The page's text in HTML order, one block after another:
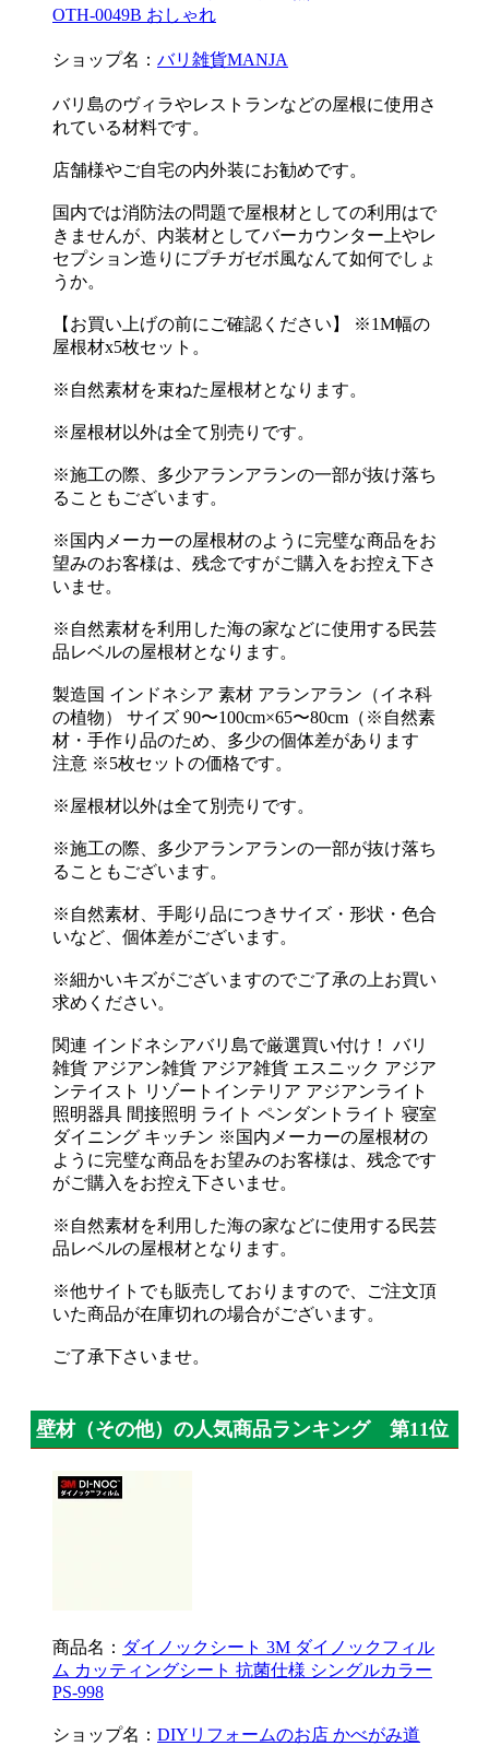
OTH-0049B おしゃれ
ショップ名： バリ雑貨MANJA
バリ島のヴィラやレストランなどの屋根に使用さ
れている材料です。
店舗様やご自宅の内外装にお勧めです。
国内では消防法の問題で屋根材としての利用はで
きませんが、内装材としてバーカウンター上やレ
セプション造りにプチガゼボ風なんて如何でしょ
うか。
【お買い上げの前にご確認ください】 ※1M幅の
屋根材x5枚セット。
※自然素材を束ねた屋根材となります。
※屋根材以外は全て別売りです。
※施工の際、多少アランアランの一部が抜け落ち
ることもございます。
※国内メーカーの屋根材のように完璧な商品をお
望みのお客様は、残念ですがご購入をお控え下さ
いませ。
※自然素材を利用した海の家などに使用する民芸
品レベルの屋根材となります。
製造国 インドネシア 素材 アランアラン（イネ科
の植物） サイズ 90〜100cm×65〜80cm（※自然素
材・手作り品のため、多少の個体差があります
注意 ※5枚セットの価格です。
※屋根材以外は全て別売りです。
※施工の際、多少アランアランの一部が抜け落ち
ることもございます。
※自然素材、手彫り品につきサイズ・形状・色合
いなど、個体差がございます。
※細かいキズがございますのでご了承の上お買い
求めください。
関連 インドネシアバリ島で厳選買い付け！ バリ
雑貨 アジアン雑貨 アジア雑貨 エスニック アジア
ンテイスト リゾートインテリア アジアンライト
照明器具 間接照明 ライト ペンダントライト 寝室
ダイニング キッチン ※国内メーカーの屋根材の
ように完璧な商品をお望みのお客様は、残念です
がご購入をお控え下さいませ。
※自然素材を利用した海の家などに使用する民芸
品レベルの屋根材となります。
※他サイトでも販売しておりますので、ご注文頂
いた商品が在庫切れの場合がございます。
ご了承下さいませ。
壁材（その他）の人気商品ランキング 第11位
商品名： ダイノックシート 3M ダイノックフィル
ム カッティングシート 抗菌仕様 シングルカラー
PS-998
ショップ名： DIYリフォームのお店 かべがみ道